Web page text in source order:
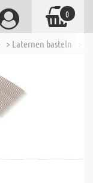
> Laternen basteln
0